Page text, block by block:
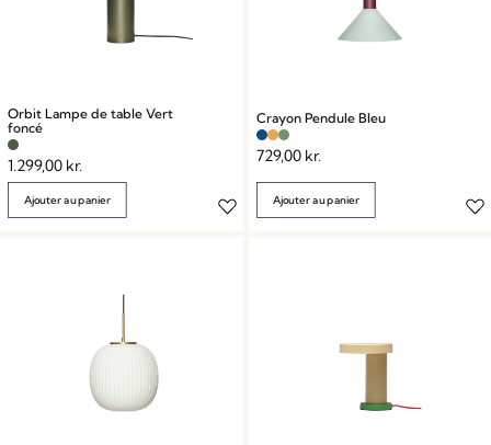
Orbit Lampe de table Vert
foncé
1.299,00 kr.
Ajouter au panier
Crayon Pendule Bleu
729,00 kr.
Ajouter au panier